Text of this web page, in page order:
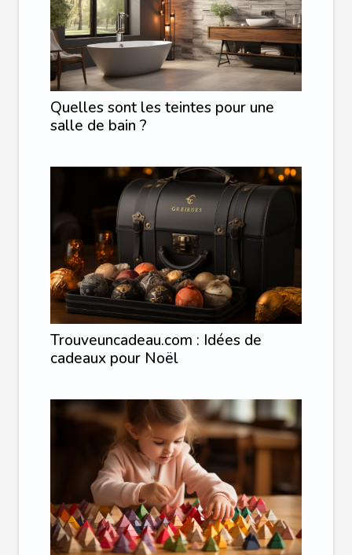
Quelles sont les teintes pour une
salle de bain ?
Trouveuncadeau.com : Idées de
cadeaux pour Noël